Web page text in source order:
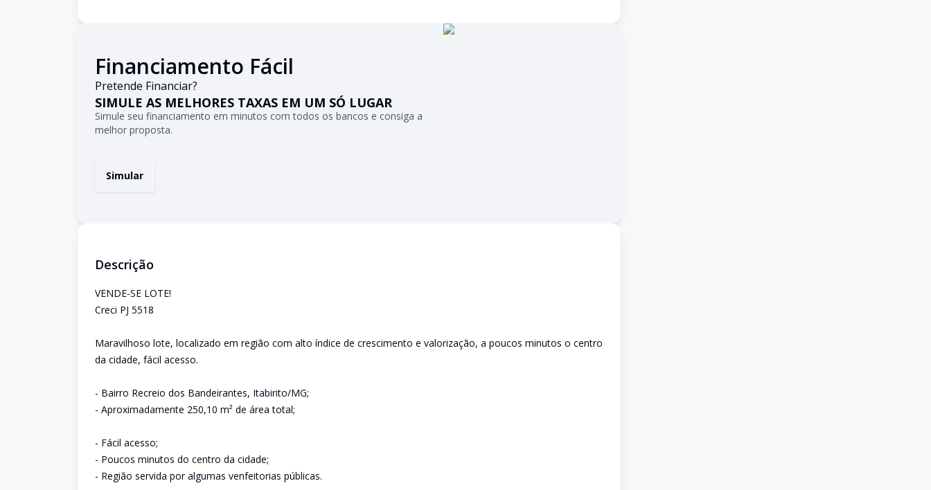
Financiamento Fácil
Pretende Financiar?
SIMULE AS MELHORES TAXAS EM UM SÓ LUGAR
Simule seu financiamento em minutos com todos os bancos e consiga a
melhor proposta.
Simular
Descrição
VENDE-SE LOTE!
Creci PJ 5518
Maravilhoso lote, localizado em região com alto índice de crescimento e valorização, a poucos minutos o centro
da cidade, fácil acesso.
- Bairro Recreio dos Bandeirantes, Itabirito/MG;
- Aproximadamente 250,10 m² de área total;
- Fácil acesso;
- Poucos minutos do centro da cidade;
- Região servida por algumas venfeitorias públicas.